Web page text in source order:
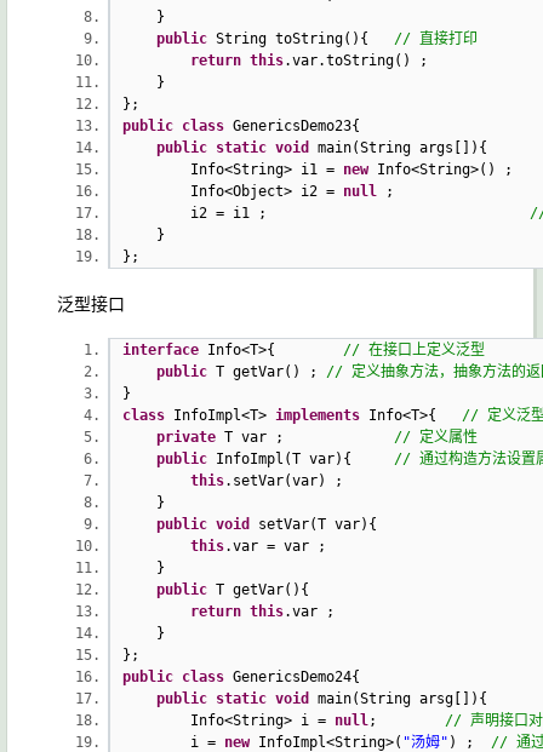
}
public String toString(){ // 直接打印
return this.var.toString() ;
}
};
public class GenericsDemo23{
public static void
main(String args[]){
Info<String> i1 = new
Info<Object> i2 = null ;
i2 = i1 ;
}
};
泛型接口
interface Info<T>{ // 在接口上定义泛型
public T getVar() ; // 定义抽象方法，抽象方法的返
}
class InfoImpl<T> implements Info<T>{ // 定义泛
private T var ; // 定义属性
public InfoImpl(T var){ // 通过构造方法设置
this.setVar(var) ;
}
public void
setVar(T var){
this.var = var ;
}
public T getVar(){
return this.var ;
}
};
public class GenericsDemo24{
public static void
main(String arsg[]){
Info<String> i = null; // 声明接口
i = new InfoImpl<String>( "汤姆" ) ; // 通过